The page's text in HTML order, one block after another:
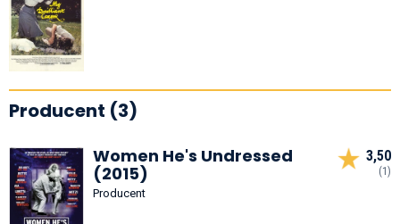
Producent (3)
Women He's Undressed
(2015)
Producent
3,50
(1)